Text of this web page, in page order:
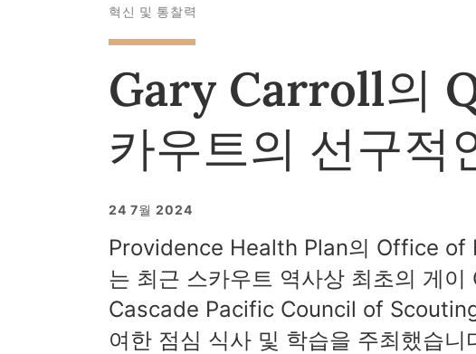
혁신 및 통찰력
Gary Carroll의
카우트의 선구적
24 7월 2024
Providence Health Plan의 Office
는 최근 스카우트 역사상 최초의 게
Cascade Pacific Council of
여한 점심 식사 및 학습을 주최했습니